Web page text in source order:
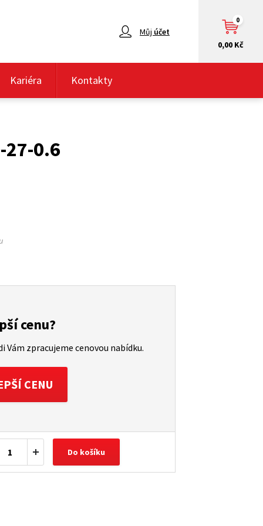
0,00 Kč
0
Můj účet
Kariéra Kontakty
27-0.6
cenu?
Vám zpracujeme cenovou nabídku.
CENU
Do košíku